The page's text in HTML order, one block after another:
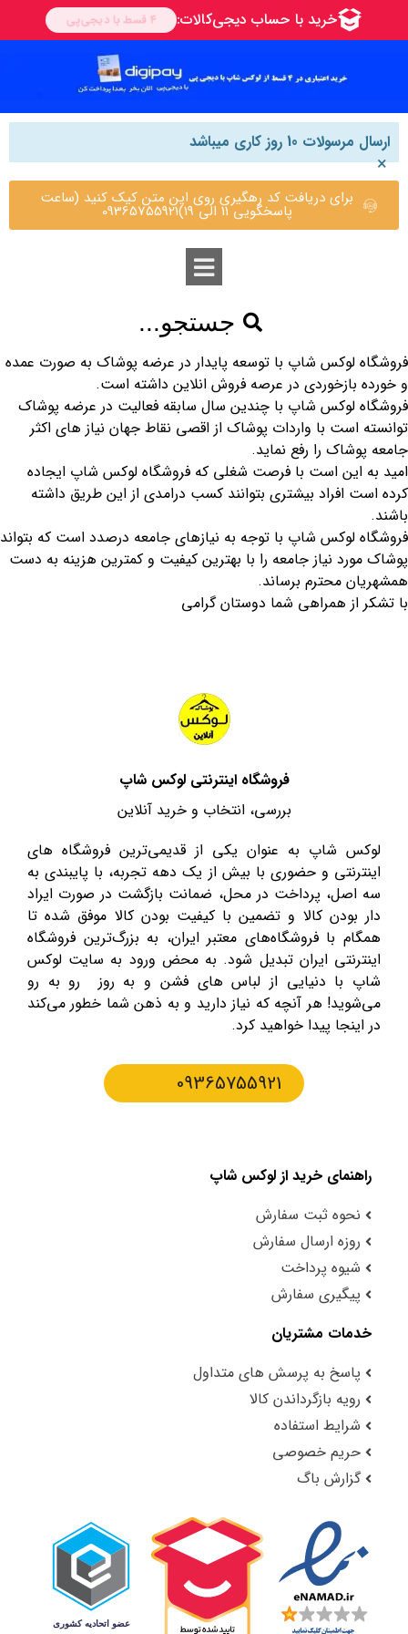
ارسال مرسولات 10 روز کاری میباشد
×
برای دریافت کد رهگیری روی این متن کیک کنید (ساعت
پاسخگویی 11 الی 19)09365755921
جستجو...
فروشگاه لوکس شاپ با توسعه پایدار در عرضه پوشاک به صورت عمده
و خورده بازخوردی در عرصه فروش انلاین داشته است.
فروشگاه لوکس شاپ با چندین سال سابقه فعالیت در عرضه پوشاک
توانسته است با واردات پوشاک از اقصی نقاط جهان نیاز های اکثر
جامعه پوشاک را رفع نماید.
امید به این است با فرصت شغلی که فروشگاه لوکس شاپ ایجاده
کرده است افراد بیشتری بتوانند کسب درامدی از این طریق داشته
باشند.
فروشگاه لوکس شاپ با توجه به نیازهای جامعه درصدد است که بتواند
پوشاک مورد نیاز جامعه را با بهترین کیفیت و کمترین هزینه به دست
همشهریان محترم برساند.
با تشکر از همراهی شما دوستان گرامی
فروشگاه اینترنتی لوکس شاپ
بررسی، انتخاب و خرید آنلاین
لوکس شاپ به عنوان یکی از قدیمی‌ترین فروشگاه های
اینترنتی و حضوری با بیش از یک دهه تجربه، با پایبندی به
سه اصل، پرداخت در محل، ضمانت بازگشت در صورت ایراد
دار بودن کالا و تضمین با کیفیت بودن کالا موفق شده تا
همگام با فروشگاه‌های معتبر ایران، به بزرگ‌ترین فروشگاه
اینترنتی ایران تبدیل شود. به محض ورود به سایت لوکس
شاپ با دنیایی از لباس های فشن و به روز رو به رو
می‌شوید! هر آنچه که نیاز دارید و به ذهن شما خطور می‌کند
در اینجا پیدا خواهید کرد.
09365755921
راهنمای خرید از لوکس شاپ
نحوه ثبت سفارش
روزه ارسال سفارش
شیوه پرداخت
پیگیری سفارش
خدمات مشتریان
پاسخ به پرسش های متداول
رویه بازگرداندن کالا
شرایط استفاده
حریم خصوصی
گزارش باگ